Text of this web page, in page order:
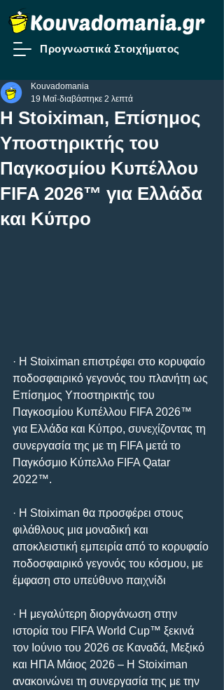
Προγνωστικά Στοιχήματος
Η Stoiximan, Επίσημος
Υποστηρικτής του
Παγκοσμίου Κυπέλλου
FIFA 2026™ για Ελλάδα
και Κύπρο
Kouvadomania
19 Μαΐ διαβάστηκε 2 λεπτά
· Η Stoiximan επιστρέφει στο κορυφαίο
ποδοσφαιρικό γεγονός του πλανήτη ως
Επίσημος Υποστηρικτής του
Παγκοσμίου Κυπέλλου FIFA 2026™
για Ελλάδα και Κύπρο, συνεχίζοντας τη
συνεργασία της με τη FIFA μετά το
Παγκόσμιο Κύπελλο FIFA Qatar
2022™.
· Η Stoiximan θα προσφέρει στους
φιλάθλους μια μοναδική και
αποκλειστική εμπειρία από το κορυφαίο
ποδοσφαιρικό γεγονός του κόσμου, με
έμφαση στο υπεύθυνο παιχνίδι
· Η μεγαλύτερη διοργάνωση στην
ιστορία του FIFA World Cup™ ξεκινά
τον Ιούνιο του 2026 σε Καναδά, Μεξικό
και ΗΠΑ Μάιος 2026 – Η Stoiximan
ανακοινώνει τη συνεργασία της με την